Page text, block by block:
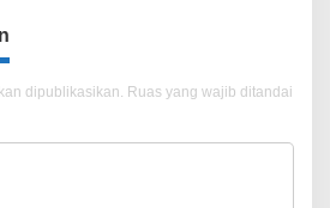
dipublikasikan. Ruas yang wajib ditandai